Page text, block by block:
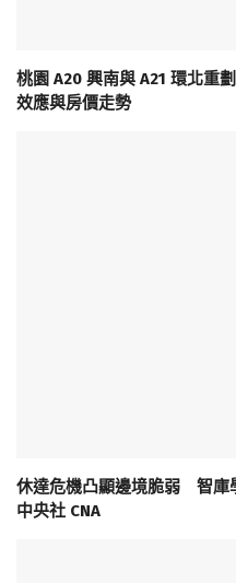
桃園 A20 興南與 A21 環北重
效應與房價走勢
休達危機凸顯邊境脆弱 智庫
中央社 CNA